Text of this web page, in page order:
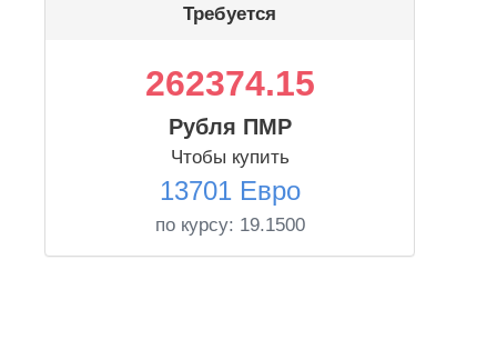
Требуется
262374.15
Рубля ПМР
Чтобы купить
13701 Евро
по курсу: 19.1500